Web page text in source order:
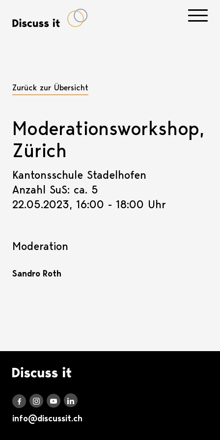
Zurück zur Übersicht
Moderationsworkshop,
Zürich
Kantonsschule Stadelhofen
Anzahl SuS: ca. 5
22.05.2023, 16:00 - 18:00 Uhr
Moderation
Sandro Roth
Logo Discuss it
Discuss it auf Facebook
Discuss it auf Instagram
Discuss it auf Youtube
Discuss it auf LinkedIn
info@discussit.ch